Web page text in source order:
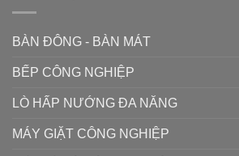
BÀN ĐÔNG - BÀN MÁT
BẾP CÔNG NGHIỆP
LÒ HẤP NƯỚNG ĐA NĂNG
MÁY GIẶT CÔNG NGHIỆP